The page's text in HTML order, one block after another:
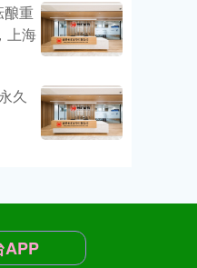
重
上海
久
APP